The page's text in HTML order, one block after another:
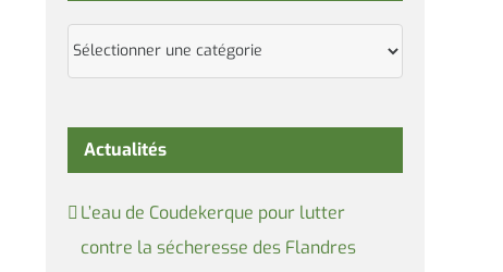
Catégories
Actualités
L’eau de Coudekerque pour lutter
contre la sécheresse des Flandres